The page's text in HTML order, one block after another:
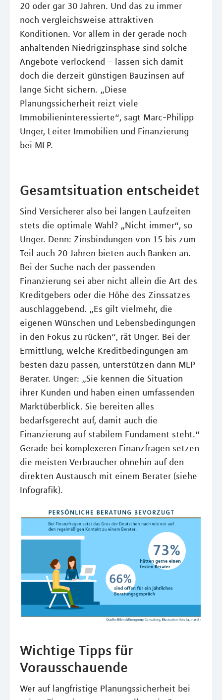
20 oder gar 30 Jahren. Und das zu immer
noch vergleichsweise attraktiven
Konditionen. Vor allem in der gerade noch
anhaltenden Niedrigzinsphase sind solche
Angebote verlockend – lassen sich damit
doch die derzeit günstigen Bauzinsen auf
lange Sicht sichern. „Diese
Planungssicherheit reizt viele
Immobilieninteressierte“, sagt Marc-Philipp
Unger, Leiter Immobilien und Finanzierung
bei MLP.
Gesamtsituation entscheidet
Sind Versicherer also bei langen Laufzeiten
stets die optimale Wahl? „Nicht immer“, so
Unger. Denn: Zinsbindungen von 15 bis zum
Teil auch 20 Jahren bieten auch Banken an.
Bei der Suche nach der passenden
Finanzierung sei aber nicht allein die Art des
Kreditgebers oder die Höhe des Zinssatzes
auschlaggebend. „Es gilt vielmehr, die
eigenen Wünschen und Lebensbedingungen
in den Fokus zu rücken“, rät Unger. Bei der
Ermittlung, welche Kreditbedingungen am
besten dazu passen, unterstützen dann MLP
Berater. Unger: „Sie kennen die Situation
ihrer Kunden und haben einen umfassenden
Marktüberblick. Sie bereiten alles
bedarfsgerecht auf, damit auch die
Finanzierung auf stabilem Fundament steht.“
Gerade bei komplexeren Finanzfragen setzen
die meisten Verbraucher ohnehin auf den
direkten Austausch mit einem Berater (siehe
Infografik).
Wichtige Tipps für
Vorausschauende
Wer auf langfristige Planungssicherheit bei